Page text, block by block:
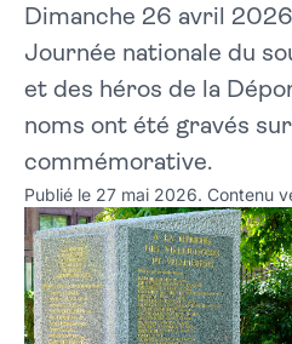
Dimanche 26 avril
Journée nationale du
et des héros de la
noms ont été gravés
commémorative.
Publié le 27 mai 2026. Contenu